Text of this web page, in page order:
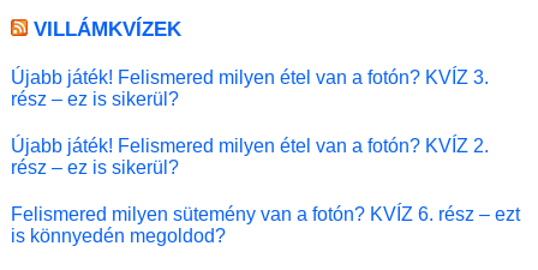
VILLÁMKVÍZEK
Újabb játék! Felismered milyen étel van a fotón? KVÍZ 3.
rész – ez is sikerül?
Újabb játék! Felismered milyen étel van a fotón? KVÍZ 2.
rész – ez is sikerül?
Felismered milyen sütemény van a fotón? KVÍZ 6. rész – ezt
is könnyedén megoldod?